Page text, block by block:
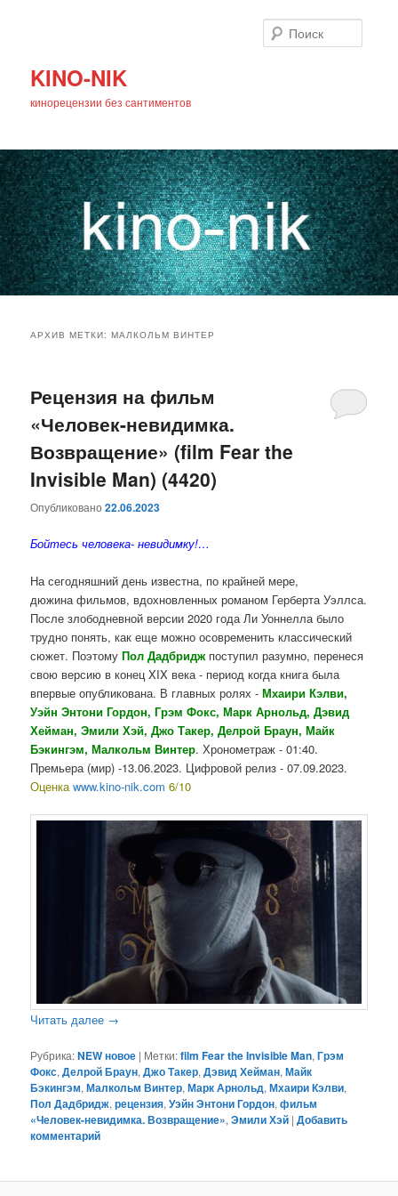
KINO-NIK
кинорецензии без сантиментов
основному
содержимому
дополнительному
содержимому
АРХИВ МЕТКИ:МАЛКОЛЬМ ВИНТЕР
Рецензия на фильм
«Человек-невидимка.
Возвращение» (film Fear the
Invisible Man) (4420)
Опубликовано22.06.2023
Бойтесь человека- невидимку!…
На сегодняшний день известна, по крайней мере,
дюжина фильмов, вдохновленных романом Герберта Уэллса.
После злободневной версии 2020 года Ли Уоннелла было
трудно понять, как еще можно осовременить классический
сюжет. ПоэтомуПол Дадбридж поступил разумно, перенеся
свою версию в конец XIX века - период когда книга была
впервые опубликована. В главных ролях -Мхаири Кэлви,
Уэйн Энтони Гордон, Грэм Фокс, Марк Арнольд, Дэвид
Хейман, Эмили Хэй, Джо Такер, Делрой Браун, Майк
Бэкингэм, Малкольм Винтер. Хронометраж - 01:40.
Премьера (мир) -13.06.2023. Цифровой релиз - 07.09.2023.
Оценкаwww.kino-nik.com 6/10
Читать далее →
Рубрика:NEW новое | Метки:film Fear the Invisible Man,Грэм
Фокс,Делрой Браун,Джо Такер,Дэвид Хейман,Майк
Бэкингэм,Малкольм Винтер,Марк Арнольд,Мхаири Кэлви,
Пол Дадбридж,рецензия,Уэйн Энтони Гордон,фильм
«Человек-невидимка. Возвращение»,Эмили Хэй |Добавить
комментарий